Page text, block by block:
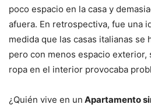
poco espacio en la casa y
afuera. En retrospectiva, fue una
medida que las casas italianas se
pero con menos espacio
ropa en el interior provocaba
¿Quién vive en un Apartamento